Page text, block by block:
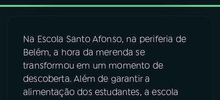
07ÚLTIMAS
08FESTIVAL DE MÚSICA
Na Escola Santo Afonso, na periferia de
Belém, a hora da merenda se
transformou em um momento de
descoberta. Além de garantir a
alimentação dos estudantes, a escola